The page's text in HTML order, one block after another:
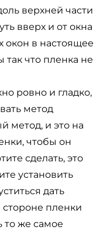
верхней части
вверх и от окна
окон в настоящее
так что пленка не
ровно и гладко,
метод
метод, и это на
чтобы он
сделать, это
установить
дать
стороне пленки
то же самое